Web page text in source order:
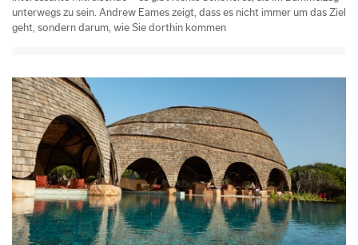
unterwegs zu sein. Andrew Eames zeigt, dass es nicht immer um das Ziel
geht, sondern darum, wie Sie dorthin kommen